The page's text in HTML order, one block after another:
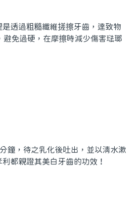
透過粗糙纖維搓擦牙齒，達致物
免過硬，在摩擦時減少傷害琺瑯
鐘，待之乳化後吐出，並以清水漱
都親證其美白牙齒的功效！